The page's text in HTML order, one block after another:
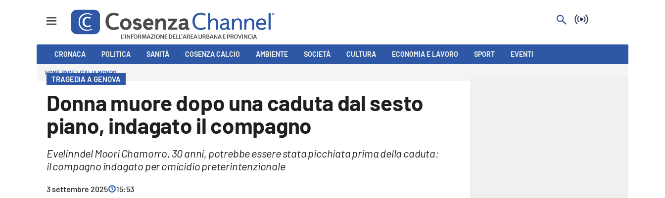
Economia e Lavoro
CRONACA POLITICA SANITÀ COSENZA CALCIO AMBIENTE SOCIETÀ CULTURA ECONOMIA E LAVORO SPORT EVENTI
HOME PAGE ITALIA MONDO
TRAGEDIA A GENOVA
Donna muore dopo una caduta dal sesto
piano, indagato il compagno
Evelinndel Moori Chamorro, 30 anni, potrebbe essere stata picchiata prima della caduta:
il compagno indagato per omicidio preterintenzionale
3 settembre 2025 15:53